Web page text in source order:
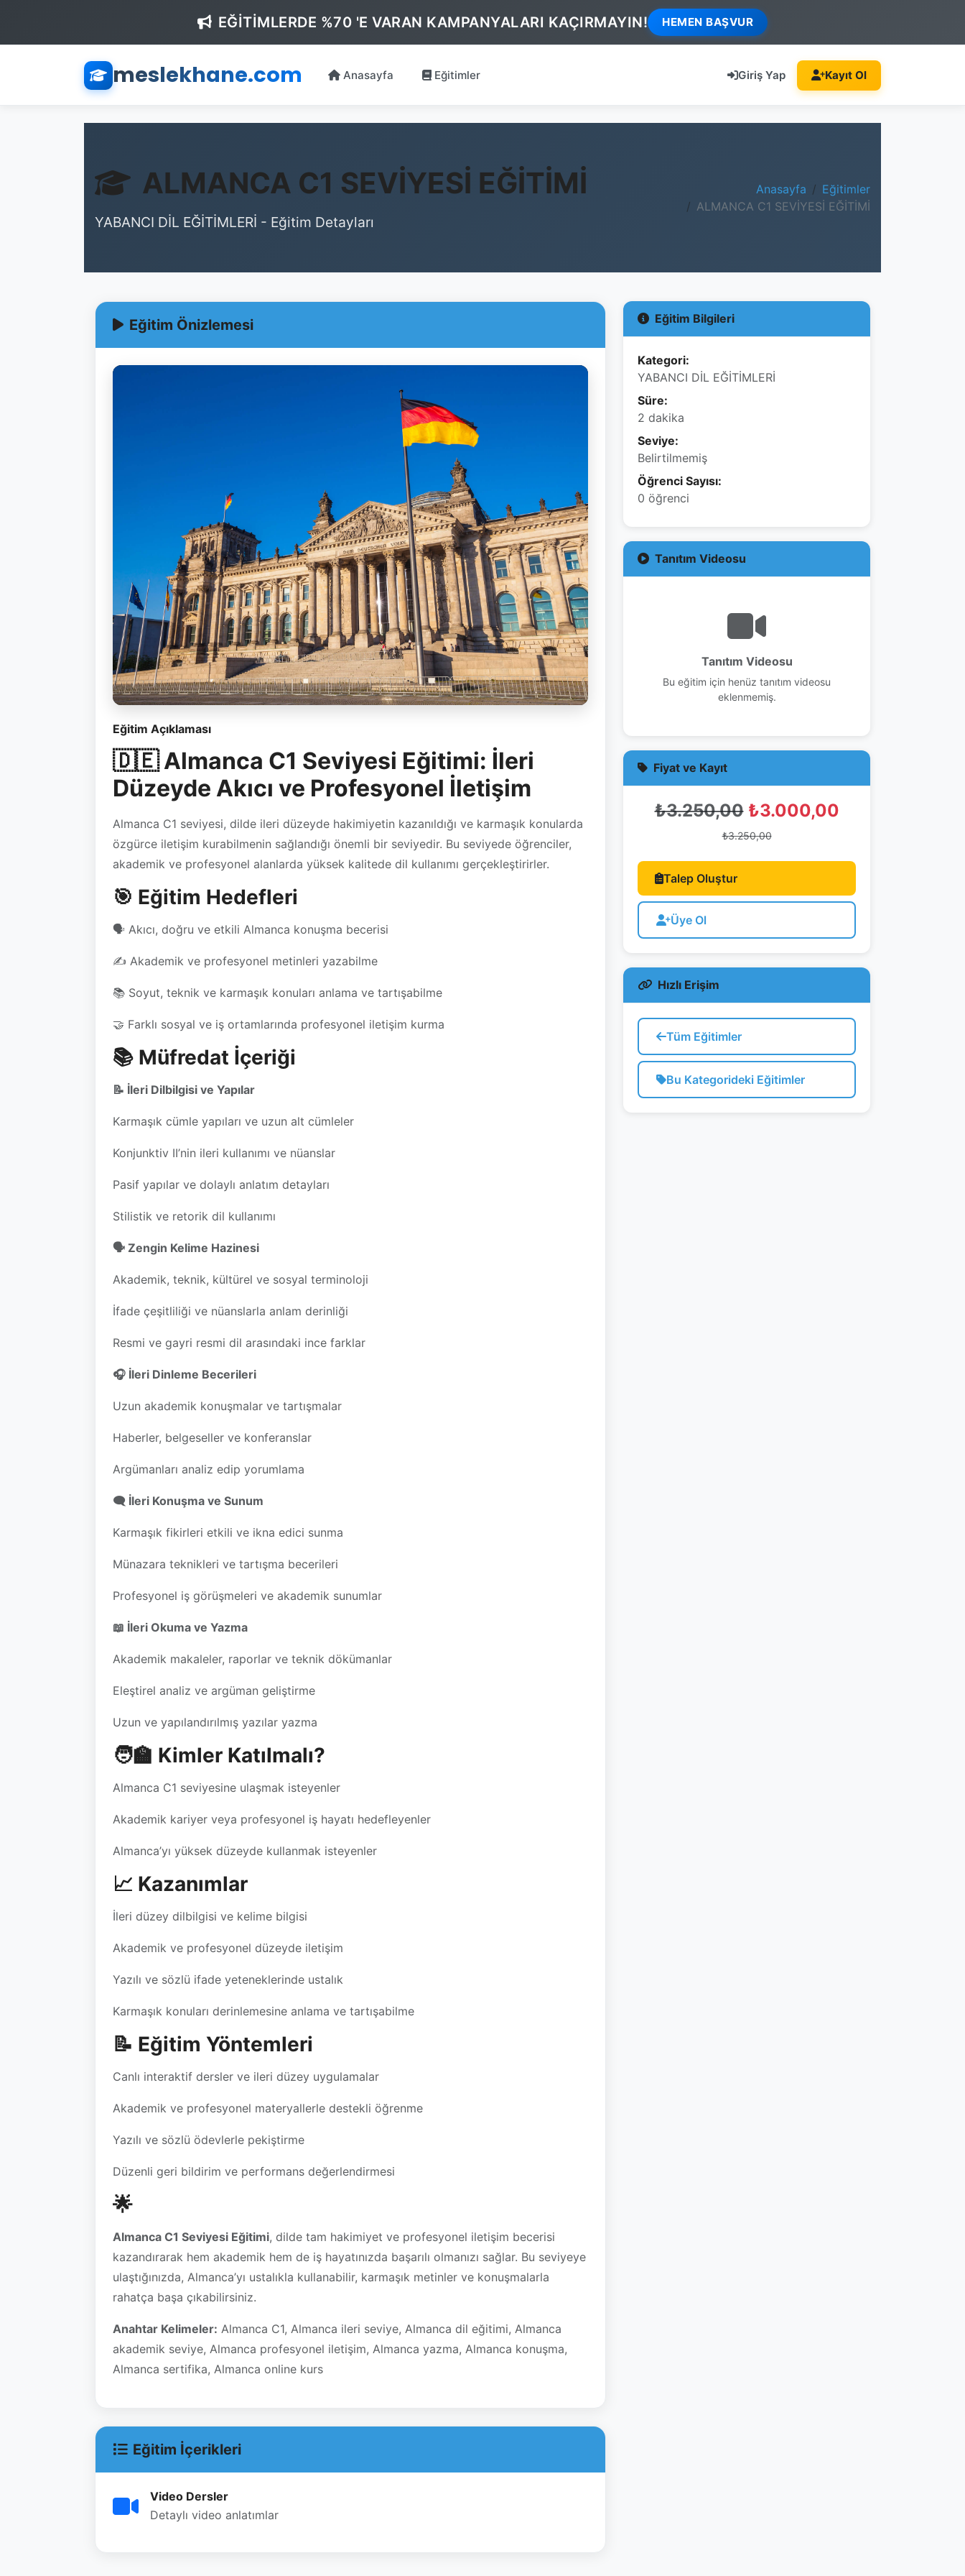
EĞİTİMLERDE %70 'E VARAN KAMPANYALARI KAÇIRMAYIN! HEMEN BAŞVUR
meslekhane.com Anasayfa Eğitimler Giriş Yap Kayıt Ol
ALMANCA C1 SEVİYESİ EĞİTİMİ
YABANCI DİL EĞİTİMLERİ - Eğitim Detayları
Anasayfa
Eğitimler
ALMANCA C1 SEVİYESİ EĞİTİMİ
Eğitim Önizlemesi
Eğitim Açıklaması
🇩🇪 Almanca C1 Seviyesi Eğitimi: İleri
Düzeyde Akıcı ve Profesyonel İletişim
Almanca C1 seviyesi, dilde ileri düzeyde hakimiyetin kazanıldığı ve karmaşık konularda
özgürce iletişim kurabilmenin sağlandığı önemli bir seviyedir. Bu seviyede öğrenciler,
akademik ve profesyonel alanlarda yüksek kalitede dil kullanımı gerçekleştirirler.
🎯 Eğitim Hedefleri
🗣️ Akıcı, doğru ve etkili Almanca konuşma becerisi
✍️ Akademik ve profesyonel metinleri yazabilme
📚 Soyut, teknik ve karmaşık konuları anlama ve tartışabilme
🤝 Farklı sosyal ve iş ortamlarında profesyonel iletişim kurma
📚 Müfredat İçeriği
📝 İleri Dilbilgisi ve Yapılar
Karmaşık cümle yapıları ve uzun alt cümleler
Konjunktiv II’nin ileri kullanımı ve nüanslar
Pasif yapılar ve dolaylı anlatım detayları
Stilistik ve retorik dil kullanımı
🗣️ Zengin Kelime Hazinesi
Akademik, teknik, kültürel ve sosyal terminoloji
İfade çeşitliliği ve nüanslarla anlam derinliği
Resmi ve gayri resmi dil arasındaki ince farklar
🎧 İleri Dinleme Becerileri
Uzun akademik konuşmalar ve tartışmalar
Haberler, belgeseller ve konferanslar
Argümanları analiz edip yorumlama
🗨️ İleri Konuşma ve Sunum
Karmaşık fikirleri etkili ve ikna edici sunma
Münazara teknikleri ve tartışma becerileri
Profesyonel iş görüşmeleri ve akademik sunumlar
📖 İleri Okuma ve Yazma
Akademik makaleler, raporlar ve teknik dökümanlar
Eleştirel analiz ve argüman geliştirme
Uzun ve yapılandırılmış yazılar yazma
🧑‍🏫 Kimler Katılmalı?
Almanca C1 seviyesine ulaşmak isteyenler
Akademik kariyer veya profesyonel iş hayatı hedefleyenler
Almanca’yı yüksek düzeyde kullanmak isteyenler
📈 Kazanımlar
İleri düzey dilbilgisi ve kelime bilgisi
Akademik ve profesyonel düzeyde iletişim
Yazılı ve sözlü ifade yeteneklerinde ustalık
Karmaşık konuları derinlemesine anlama ve tartışabilme
📝 Eğitim Yöntemleri
Canlı interaktif dersler ve ileri düzey uygulamalar
Akademik ve profesyonel materyallerle destekli öğrenme
Yazılı ve sözlü ödevlerle pekiştirme
Düzenli geri bildirim ve performans değerlendirmesi
🌟
Almanca C1 Seviyesi Eğitimi, dilde tam hakimiyet ve profesyonel iletişim becerisi
kazandırarak hem akademik hem de iş hayatınızda başarılı olmanızı sağlar. Bu seviyeye
ulaştığınızda, Almanca’yı ustalıkla kullanabilir, karmaşık metinler ve konuşmalarla
rahatça başa çıkabilirsiniz.
Anahtar Kelimeler: Almanca C1, Almanca ileri seviye, Almanca dil eğitimi, Almanca
akademik seviye, Almanca profesyonel iletişim, Almanca yazma, Almanca konuşma,
Almanca sertifika, Almanca online kurs
Eğitim İçerikleri
Video Dersler
Detaylı video anlatımlar
Eğitim Bilgileri
Kategori:
YABANCI DİL EĞİTİMLERİ
Süre:
2 dakika
Seviye:
Belirtilmemiş
Öğrenci Sayısı:
0 öğrenci
Tanıtım Videosu
Tanıtım Videosu
Bu eğitim için henüz tanıtım videosu
eklenmemiş.
Fiyat ve Kayıt
₺3.250,00 ₺3.000,00
₺3.250,00
Talep Oluştur
Üye Ol
Hızlı Erişim
Tüm Eğitimler
Bu Kategorideki Eğitimler